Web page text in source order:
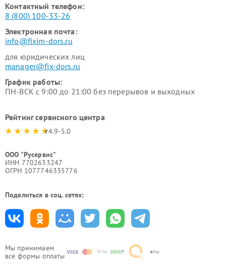
Мы принимаем
все формы оплаты
Контактный телефон:
8 (800) 100-33-26
Электронная почта:
info@fixim-dors.ru
для юридических лиц
manager@fix-dors.ru
График работы:
ПН-ВСК с 9:00 до 21:00 без перерывов и выходных
Рейтинг сервисного центра
4.9-5.0
ООО "Русервис"
ИНН 7702633247
ОГРН 1077746335776
Поделиться в соц. сетях: